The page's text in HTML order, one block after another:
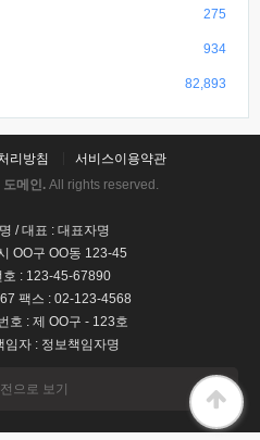
275
934
82,893
리방침
서비스이용약관
도메인. All rights reserved.
/ 대표 : 대표자명
OO구 OO동 123-45
호 : 123-45-67890
팩스 : 02-123-4568
호 : 제 OO구 - 123호
임자 : 정보책임자명
으로 보기